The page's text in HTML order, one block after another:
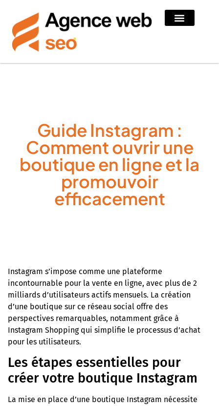
Guide Instagram :
Comment ouvrir une
boutique en ligne et la
promouvoir
efficacement
Instagram s’impose comme une plateforme
incontournable pour la vente en ligne, avec plus de 2
milliards d’utilisateurs actifs mensuels. La création
d’une boutique sur ce réseau social offre des
perspectives remarquables, notamment grâce à
Instagram Shopping qui simplifie le processus d’achat
pour les utilisateurs.
Les étapes essentielles pour
créer votre boutique Instagram
La mise en place d’une boutique Instagram nécessite